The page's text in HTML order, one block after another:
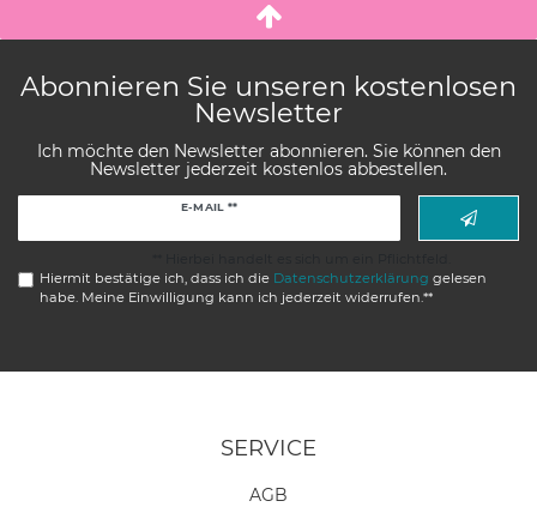
Abonnieren Sie unseren kostenlosen
Newsletter
Ich möchte den Newsletter abonnieren. Sie können den
Newsletter jederzeit kostenlos abbestellen.
E-MAIL **
Hiermit bestätige ich, dass ich die Daten­schutz­erklärung gelesen
habe. Meine Einwilligung kann ich jederzeit widerrufen.**
SERVICE
AGB